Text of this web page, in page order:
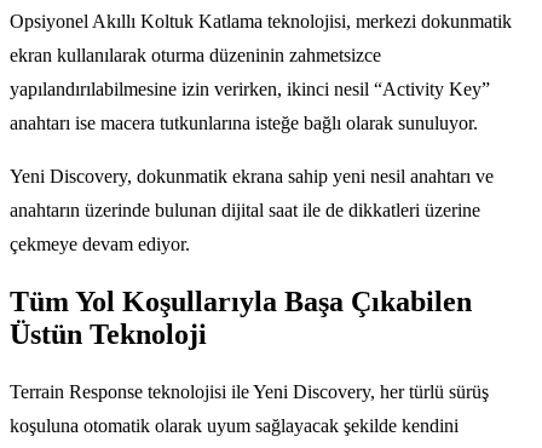
Opsiyonel Akıllı Koltuk Katlama teknolojisi, merkezi dokunmatik
ekran kullanılarak oturma düzeninin zahmetsizce
yapılandırılabilmesine izin verirken, ikinci nesil “Activity Key”
anahtarı ise macera tutkunlarına isteğe bağlı olarak sunuluyor.
Yeni Discovery, dokunmatik ekrana sahip yeni nesil anahtarı ve
anahtarın üzerinde bulunan dijital saat ile de dikkatleri üzerine
çekmeye devam ediyor.
Tüm Yol Koşullarıyla Başa Çıkabilen
Üstün Teknoloji
Terrain Response teknolojisi ile Yeni Discovery, her türlü sürüş
koşuluna otomatik olarak uyum sağlayacak şekilde kendini